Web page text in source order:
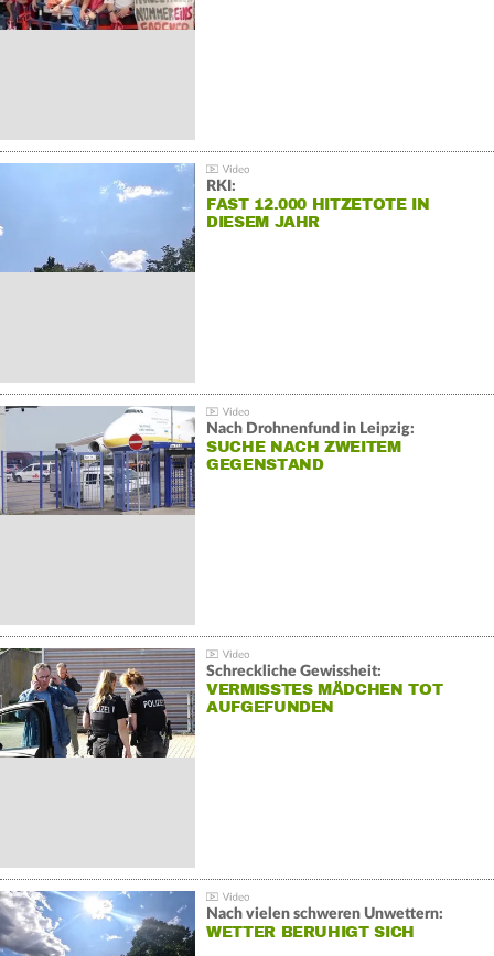
RKI:
FAST 12.000 HITZETOTE IN
DIESEM JAHR
Nach Drohnenfund in Leipzig:
SUCHE NACH ZWEITEM
GEGENSTAND
Schreckliche Gewissheit:
VERMISSTES MÄDCHEN TOT
AUFGEFUNDEN
Nach vielen schweren Unwettern:
WETTER BERUHIGT SICH